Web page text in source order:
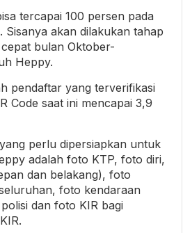
tercapai 100 persen pada
Sisanya akan dilakukan tahap
bulan Oktober-
Heppy.
pendaftar yang terverifikasi
Code saat ini mencapai 3,9
perlu dipersiapkan untuk
adalah foto KTP, foto diri,
dan belakang), foto
foto kendaraan
dan foto KIR bagi